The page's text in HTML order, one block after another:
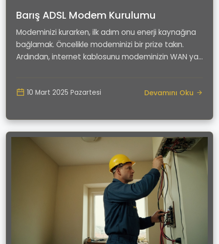
Barış ADSL Modem Kurulumu
Modeminizi kurarken, ilk adım onu enerji kaynağına
bağlamak. Öncelikle modeminizi bir prize takın.
Ardından, internet kablosunu modeminizin WAN ya
10 Mart 2025 Pazartesi Devamını Oku